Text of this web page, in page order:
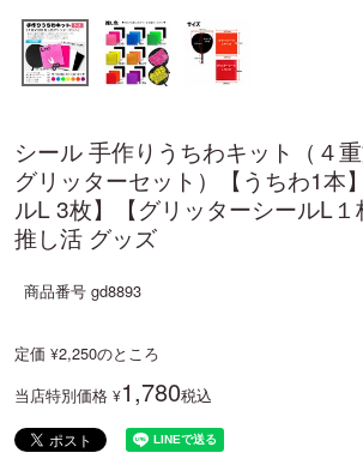
シール 手作りうちわキット（４
グリッターセット）【うちわ1本
ルL 3枚】【グリッターシールL１
推し活 グッズ
商品番号 gd8893
定価 ¥2,250のところ
当店特別価格 ¥1,780税込